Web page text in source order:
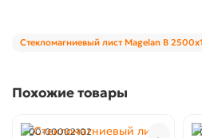
Стекломагниевый лист Magelan В
Похожие товары
00-00002102